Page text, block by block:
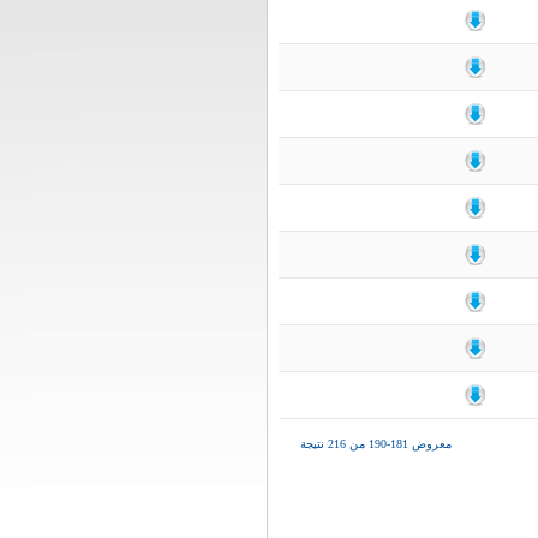
معروض 181-190 من 216 نتيجة